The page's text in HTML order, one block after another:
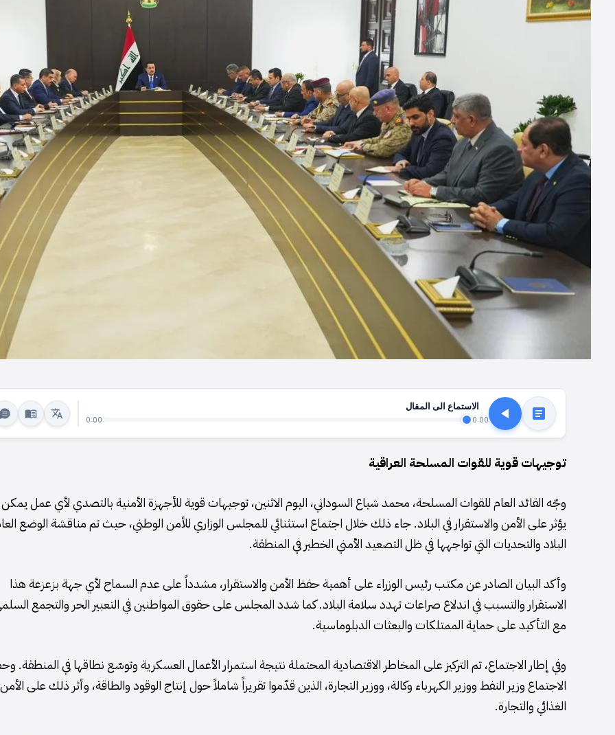
الاستماع الى المقال
0:00
0:00
توجيهات قوية للقوات المسلحة العراقية
وجّه القائد العام للقوات المسلحة، محمد شياع السوداني، اليوم الاثنين، توجيهات قوية للأجهزة الأمنية بالتصدي لأي عمل
يؤثر على الأمن والاستقرار في البلاد. جاء ذلك خلال اجتماع استثنائي للمجلس الوزاري للأمن الوطني، حيث تم مناقشة الوضع
البلاد والتحديات التي تواجهها في ظل التصعيد الأمني الخطير في المنطقة.
وأكد البيان الصادر عن مكتب رئيس الوزراء على أهمية حفظ الأمن والاستقرار، مشدداً على عدم السماح لأي جهة بزعزعة هذا
الاستقرار والتسبب في اندلاع صراعات تهدد سلامة البلاد. كما شدد المجلس على حقوق المواطنين في التعبير الحر والتجمع
مع التأكيد على حماية الممتلكات والبعثات الدبلوماسية.
وفي إطار الاجتماع، تم التركيز على المخاطر الاقتصادية المحتملة نتيجة استمرار الأعمال العسكرية وتوسّع نطاقها في المنطقة.
الاجتماع وزير النفط ووزير الكهرباء وكالة، ووزير التجارة، الذين قدّموا تقريراً شاملاً حول إنتاج الوقود والطاقة، وأثر ذلك على الأمن
الغذائي والتجارة.